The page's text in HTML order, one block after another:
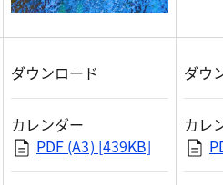
ダウンロード
カレンダー
PDF (A3) [439KB]
ダウ
カレ